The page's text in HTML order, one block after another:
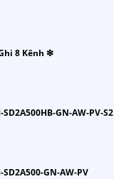
8 Kênh ❇
GN-AW-PV-S2
GN-AW-PV